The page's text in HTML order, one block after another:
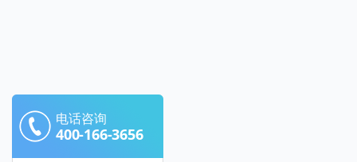
电话咨询
400-166-3656